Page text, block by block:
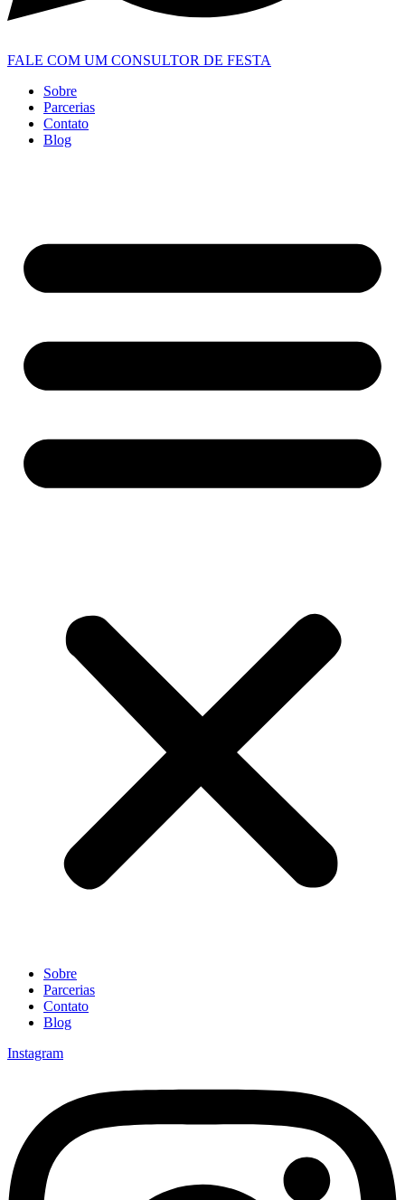
FALE COM UM CONSULTOR DE FESTA
Sobre
Parcerias
Contato
Blog
Sobre
Parcerias
Contato
Blog
Instagram